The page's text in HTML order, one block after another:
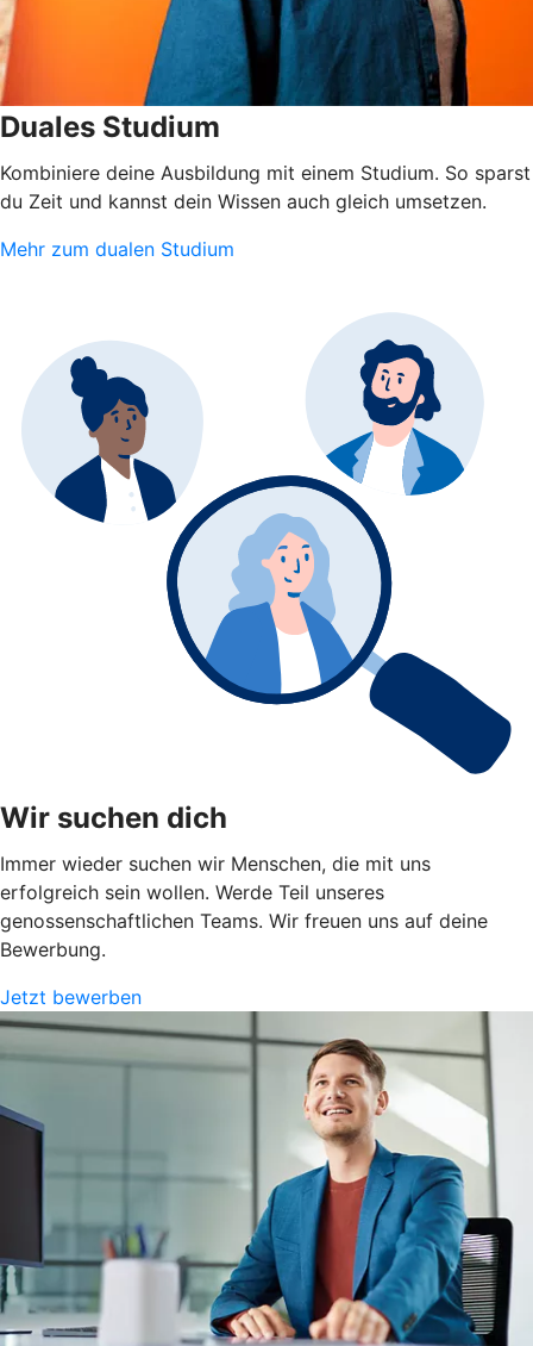
Duales Studium
Kombiniere deine Ausbildung mit einem Studium. So sparst
du Zeit und kannst dein Wissen auch gleich umsetzen.
Mehr zum dualen Studium
Wir suchen dich
Immer wieder suchen wir Menschen, die mit uns
erfolgreich sein wollen. Werde Teil unseres
genossenschaftlichen Teams. Wir freuen uns auf deine
Bewerbung.
Jetzt bewerben